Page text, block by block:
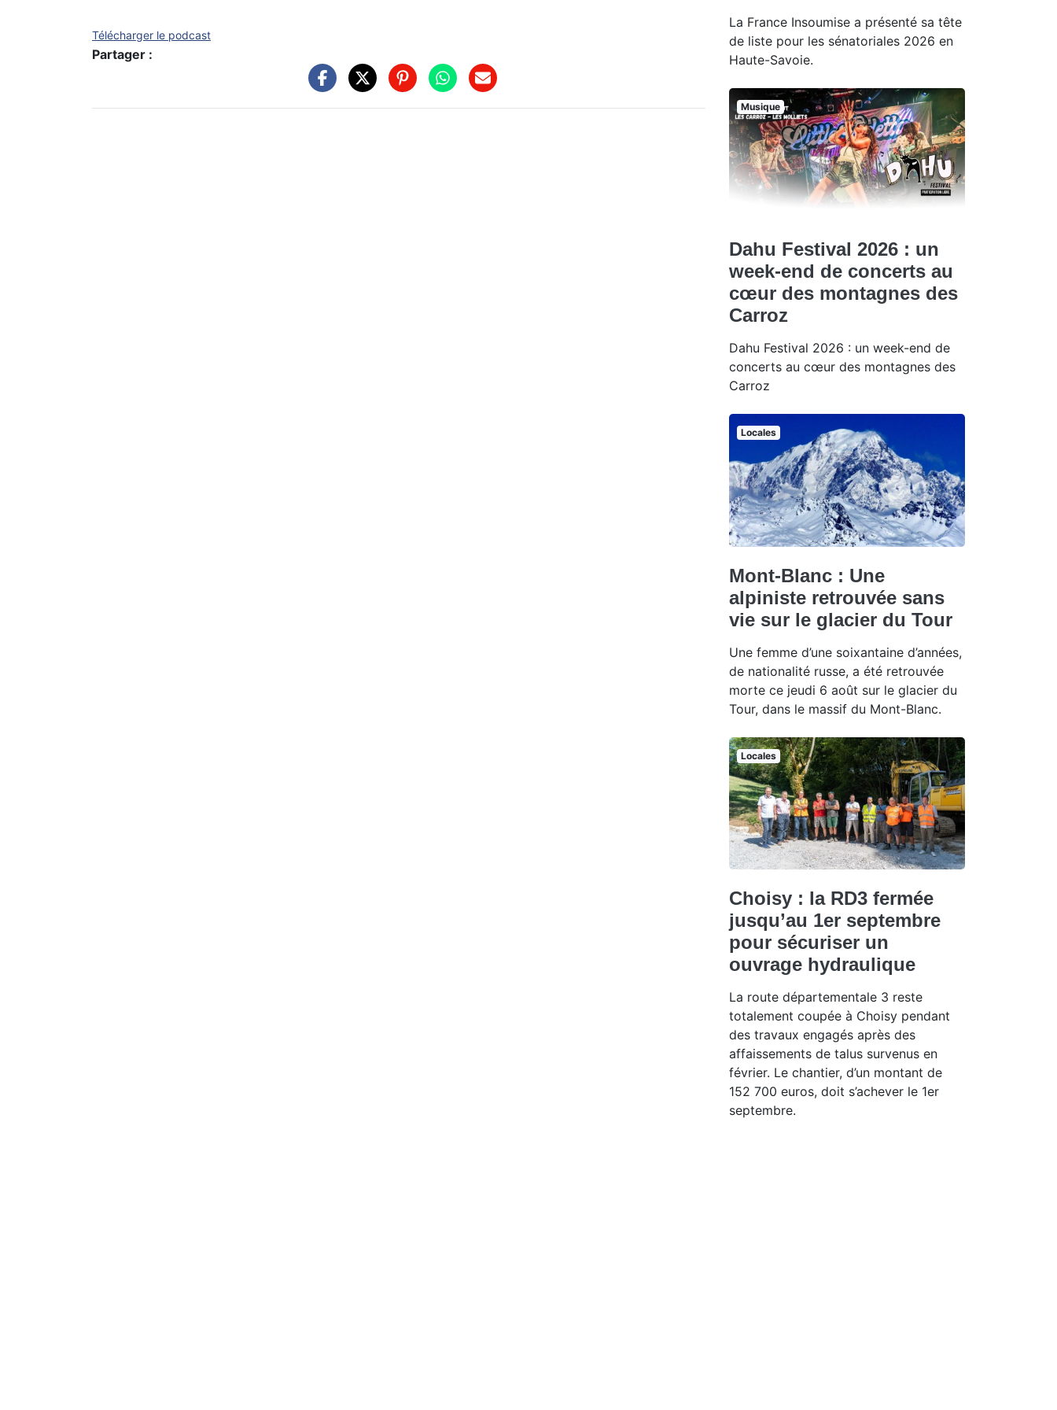
Télécharger le podcast
Partager :
La France Insoumise a présenté sa tête
de liste pour les sénatoriales 2026 en
Haute-Savoie.
Musique
Dahu Festival 2026 : un
week-end de concerts au
cœur des montagnes des
Carroz
Dahu Festival 2026 : un week-end de
concerts au cœur des montagnes des
Carroz
Locales
Mont-Blanc : Une
alpiniste retrouvée sans
vie sur le glacier du Tour
Une femme d’une soixantaine d’années,
de nationalité russe, a été retrouvée
morte ce jeudi 6 août sur le glacier du
Tour, dans le massif du Mont-Blanc.
Locales
Choisy : la RD3 fermée
jusqu’au 1er septembre
pour sécuriser un
ouvrage hydraulique
La route départementale 3 reste
totalement coupée à Choisy pendant
des travaux engagés après des
affaissements de talus survenus en
février. Le chantier, d’un montant de
152 700 euros, doit s’achever le 1er
septembre.